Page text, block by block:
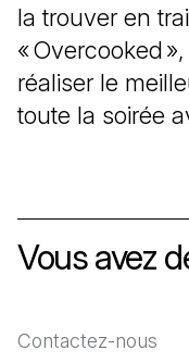
la trouver en
« Overcooked
réaliser le
toute la soirée
Vous avez
Contactez-nous